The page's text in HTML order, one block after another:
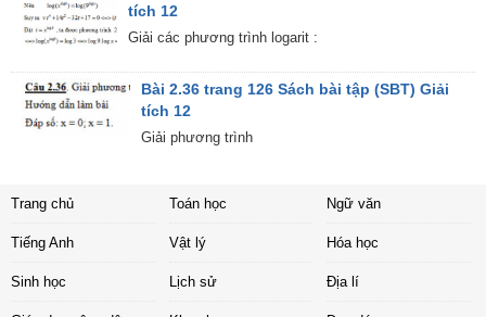
tích 12
Giải các phương trình logarit :
Bài 2.36 trang 126 Sách bài tập (SBT) Giải
tích 12
Giải phương trình
Trang chủ Toán học Ngữ văn
Tiếng Anh Vật lý Hóa học
Sinh học Lịch sử Địa lí